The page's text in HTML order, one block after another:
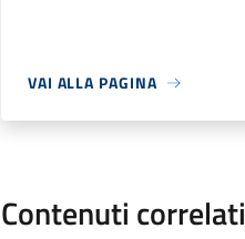
VAI ALLA PAGINA
Contenuti correlati